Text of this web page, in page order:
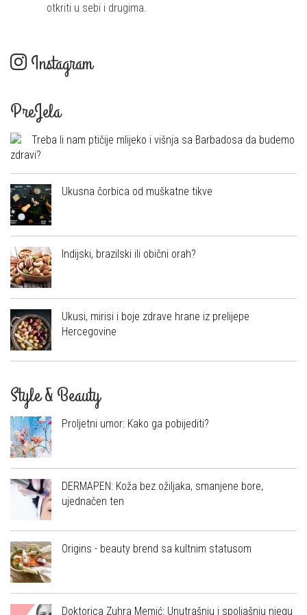
otkriti u sebi i drugima.
Instagram
PreJela
Treba li nam ptičije mlijeko i višnja sa Barbadosa da budemo
zdravi?
Ukusna čorbica od muškatne tikve
Indijski, brazilski ili obični orah?
Ukusi, mirisi i boje zdrave hrane iz prelijepe
Hercegovine
Style & Beauty
Proljetni umor: Kako ga pobijediti?
DERMAPEN: Koža bez ožiljaka, smanjene bore,
ujednačen ten
Origins - beauty brend sa kultnim statusom
Doktorica Zuhra Memić: Unutrašnju i spoljašnju njegu